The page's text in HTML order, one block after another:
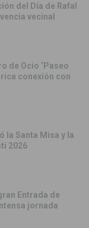
del Día de Rafal
vecinal
de Ocio ‘Paseo
conexión con
la Santa Misa y la
2026
Entrada de
jornada